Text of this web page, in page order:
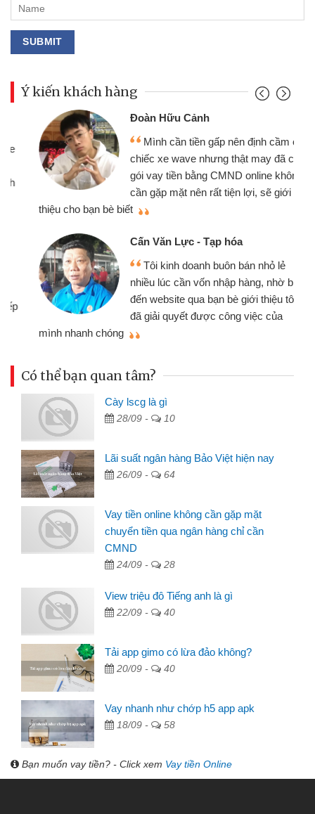
Ý kiến khách hàng
Đoàn Hữu Cảnh
Mình cần tiền gấp nên định cầm cố
chiếc xe wave nhưng thật may đã có
gói vay tiền bằng CMND online không
cần gặp mặt nên rất tiện lợi, sẽ giới
thiệu cho bạn bè biết
Cấn Văn Lực - Tạp hóa
Tôi kinh doanh buôn bán nhỏ lẻ
nhiều lúc cần vốn nhập hàng, nhờ biết
đến website qua bạn bè giới thiệu tôi
đã giải quyết được công việc của
mình nhanh chóng
Có thể bạn quan tâm?
Cày lscg là gì
28/09 - 10
Lãi suất ngân hàng Bảo Việt hiện nay
26/09 - 64
Vay tiền online không cần gặp mặt
chuyển tiền qua ngân hàng chỉ cần
CMND
24/09 - 28
View triệu đô Tiếng anh là gì
22/09 - 40
Tải app gimo có lừa đảo không?
20/09 - 40
Vay nhanh như chớp h5 app apk
18/09 - 58
Bạn muốn vay tiền? - Click xem Vay tiền Online